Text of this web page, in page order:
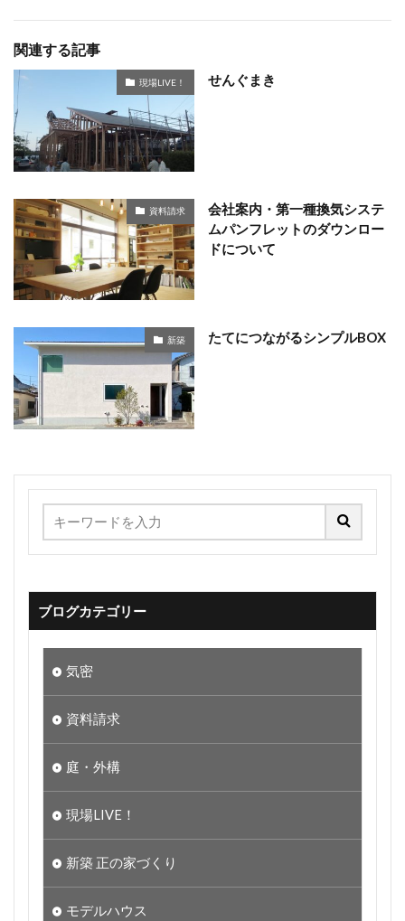
関連する記事
現場LIVE！ せんぐまき
資料請求
会社案内・第一種換気システ
ムパンフレットのダウンロー
ドについて
新築 たてにつながるシンプルBOX
ブログカテゴリー
気密
資料請求
庭・外構
現場LIVE！
新築 正の家づくり
モデルハウス